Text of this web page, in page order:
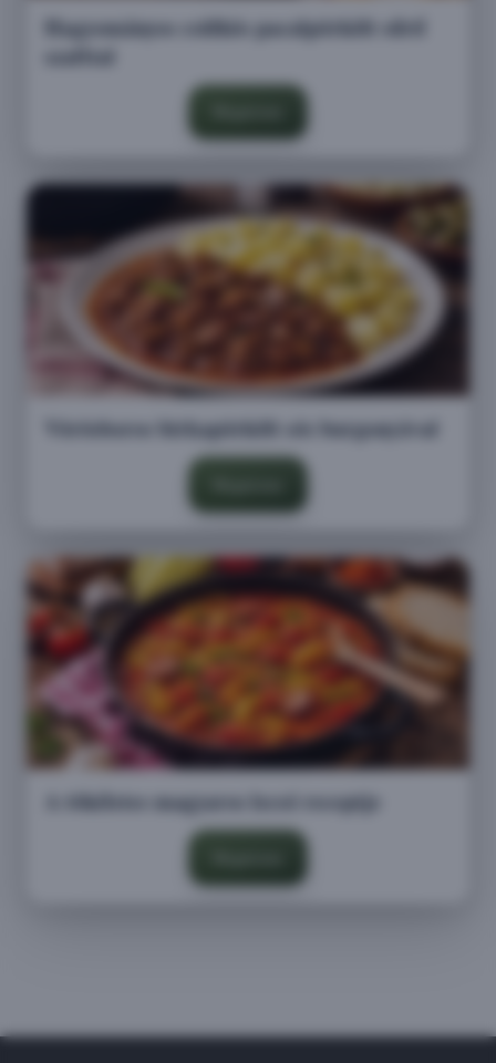
Hagyományos csülkös pacalpörkölt sűrű
szafttal
Vörösboros birkapörkölt sós burgonyával
A tökéletes magyaros lecsó receptje